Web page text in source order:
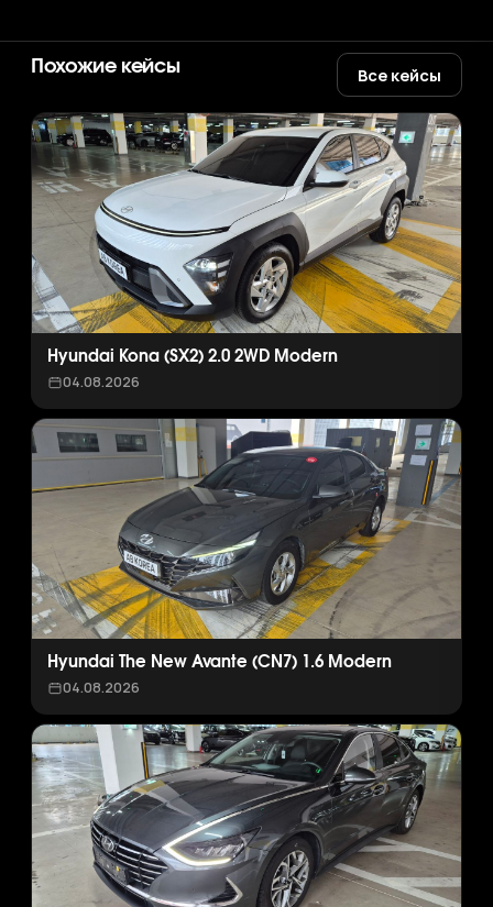
Похожие кейсы Все кейсы
Hyundai Kona (SX2) 2.0 2WD Modern
04.08.2026
Hyundai The New Avante (CN7) 1.6 Modern
04.08.2026